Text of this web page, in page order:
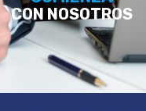
CON NOSOTROS